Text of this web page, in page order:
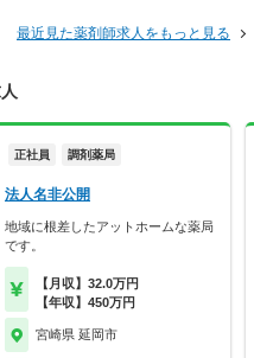
最近見た薬剤師求人をもっと見る
正社員 調剤薬局
法人名非公開
地域に根差したアットホームな薬局
です。
【月収】32.0万円
【年収】450万円
宮崎県 延岡市